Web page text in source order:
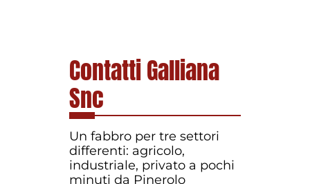
Contatti Galliana
Snc
Un fabbro per tre settori
differenti: agricolo,
industriale, privato a pochi
minuti da Pinerolo